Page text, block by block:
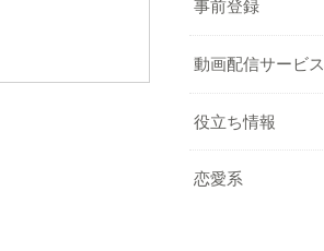
事前登録
動画配信サービス
役立ち情報
恋愛系